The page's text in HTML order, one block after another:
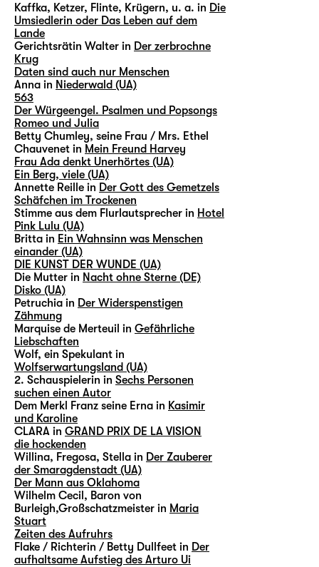
Kaffka, Ketzer, Flinte, Krügern, u. a. in Die
Umsiedlerin oder Das Leben auf dem
Lande
Gerichtsrätin Walter in Der zerbrochne
Krug
Daten sind auch nur Menschen
Anna in Niederwald (UA)
563
Der Würgeengel. Psalmen und Popsongs
Romeo und Julia
Betty Chumley, seine Frau / Mrs. Ethel
Chauvenet in Mein Freund Harvey
Frau Ada denkt Unerhörtes (UA)
Ein Berg, viele (UA)
Annette Reille in Der Gott des Gemetzels
Schäfchen im Trockenen
Stimme aus dem Flurlautsprecher in Hotel
Pink Lulu (UA)
Britta in Ein Wahnsinn was Menschen
einander (UA)
DIE KUNST DER WUNDE (UA)
Die Mutter in Nacht ohne Sterne (DE)
Disko (UA)
Petruchia in Der Widerspenstigen
Zähmung
Marquise de Merteuil in Gefährliche
Liebschaften
Wolf, ein Spekulant in
Wolfserwartungsland (UA)
2. Schauspielerin in Sechs Personen
suchen einen Autor
Dem Merkl Franz seine Erna in Kasimir
und Karoline
CLARA in GRAND PRIX DE LA VISION
die hockenden
Willina, Fregosa, Stella in Der Zauberer
der Smaragdenstadt (UA)
Der Mann aus Oklahoma
Wilhelm Cecil, Baron von
Burleigh,Großschatzmeister in Maria
Stuart
Zeiten des Aufruhrs
Flake / Richterin / Betty Dullfeet in Der
aufhaltsame Aufstieg des Arturo Ui